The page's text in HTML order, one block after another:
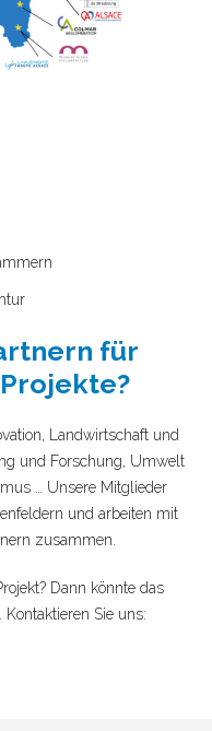
für
Landwirtschaft und
und Forschung, Umwelt
… Unsere Mitglieder
und arbeiten mit
zusammen.
Dann könnte das
Kontaktieren Sie uns: